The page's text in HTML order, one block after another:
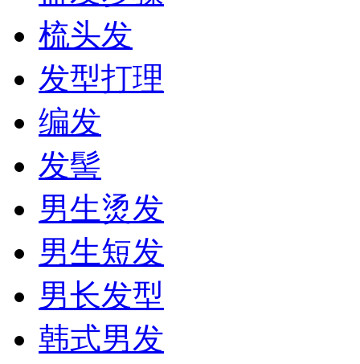
梳头发
发型打理
编发
发髻
男生烫发
男生短发
男长发型
韩式男发